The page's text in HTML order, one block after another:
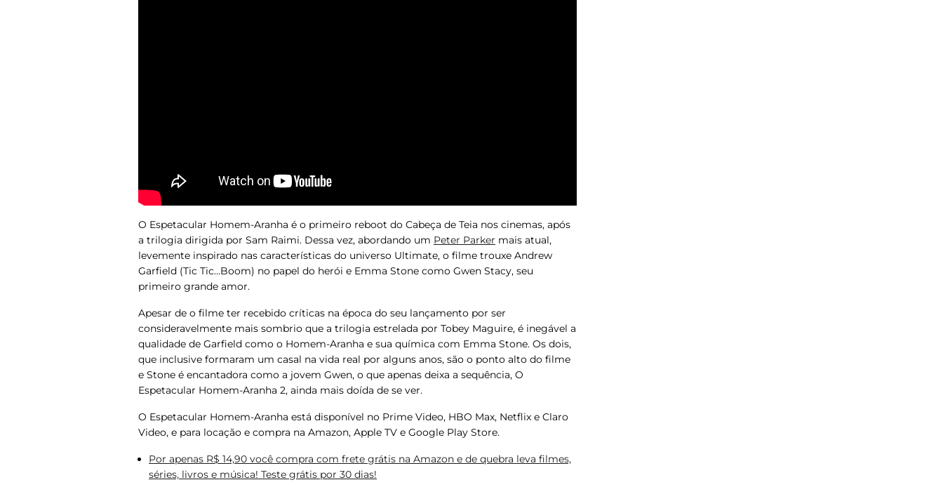
O Espetacular Homem-Aranha é o primeiro reboot do Cabeça de Teia nos cinemas, após
a trilogia dirigida por Sam Raimi. Dessa vez, abordando um Peter Parker mais atual,
levemente inspirado nas características do universo Ultimate, o filme trouxe Andrew
Garfield (Tic Tic…Boom) no papel do herói e Emma Stone como Gwen Stacy, seu
primeiro grande amor.
Apesar de o filme ter recebido críticas na época do seu lançamento por ser
consideravelmente mais sombrio que a trilogia estrelada por Tobey Maguire, é inegável a
qualidade de Garfield como o Homem-Aranha e sua química com Emma Stone. Os dois,
que inclusive formaram um casal na vida real por alguns anos, são o ponto alto do filme
e Stone é encantadora como a jovem Gwen, o que apenas deixa a sequência, O
Espetacular Homem-Aranha 2, ainda mais doída de se ver.
O Espetacular Homem-Aranha está disponível no Prime Video, HBO Max, Netflix e Claro
Video, e para locação e compra na Amazon, Apple TV e Google Play Store.
Por apenas R$ 14,90 você compra com frete grátis na Amazon e de quebra leva filmes,
séries, livros e música! Teste grátis por 30 dias!